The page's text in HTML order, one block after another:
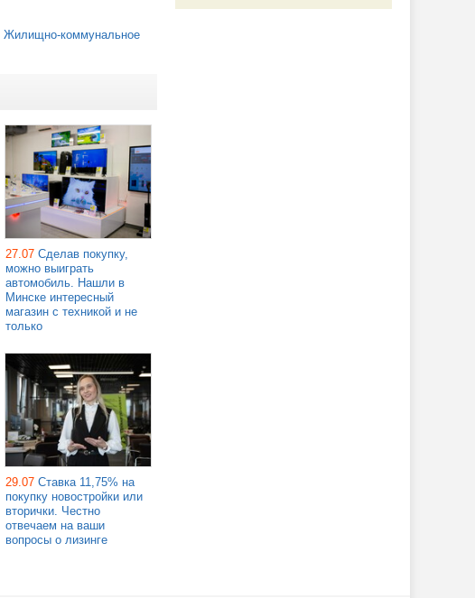
Жилищно-коммунальное
27.07 Сделав покупку,
можно выиграть
автомобиль. Нашли в
Минске интересный
магазин с техникой и не
только
29.07 Ставка 11,75% на
покупку новостройки или
вторички. Честно
отвечаем на ваши
вопросы о лизинге